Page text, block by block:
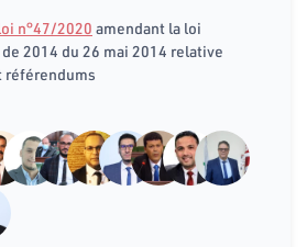
n°47/2020 amendant la loi
2014 du 26 mai 2014 relative
référendums